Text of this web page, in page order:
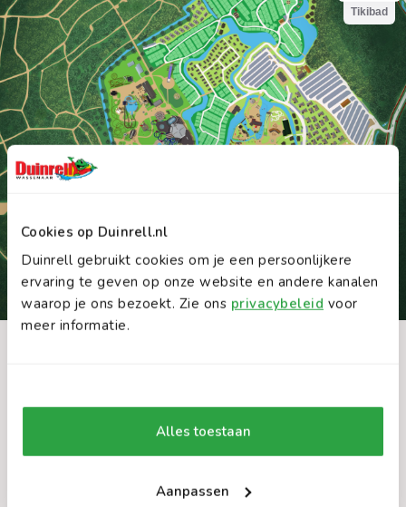
Cookies op Duinrell.nl
Duinrell gebruikt cookies om je een persoonlijkere
ervaring te geven op onze website en andere kanalen
waarop je ons bezoekt. Zie ons privacybeleid voor
meer informatie.
Alles toestaan
Aanpassen
Vind attracties, restaurants en speelplekken